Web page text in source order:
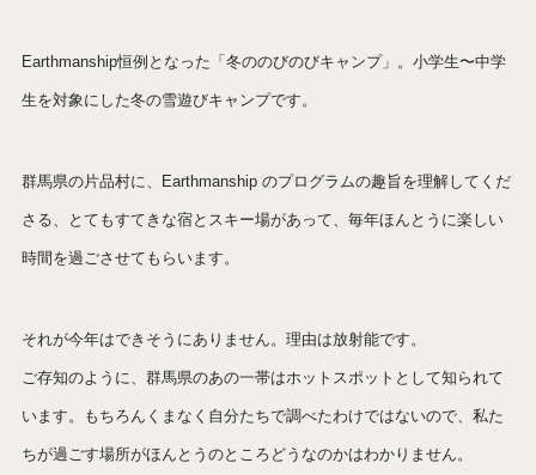
Earthmanship恒例となった「冬ののびのびキャンプ」。小学生〜中学
生を対象にした冬の雪遊びキャンプです。
群馬県の片品村に、Earthmanship のプログラムの趣旨を理解してくだ
さる、とてもすてきな宿とスキー場があって、毎年ほんとうに楽しい
時間を過ごさせてもらいます。
それが今年はできそうにありません。理由は放射能です。
ご存知のように、群馬県のあの一帯はホットスポットとして知られて
います。もちろんくまなく自分たちで調べたわけではないので、私た
ちが過ごす場所がほんとうのところどうなのかはわかりません。